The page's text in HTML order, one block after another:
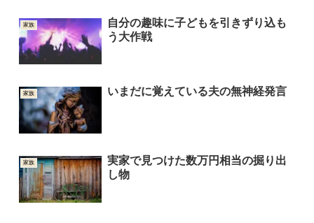
家族
自分の趣味に子どもを引きずり込も
う大作戦
家族 いまだに覚えている夫の無神経発言
家族
実家で見つけた数万円相当の掘り出
し物